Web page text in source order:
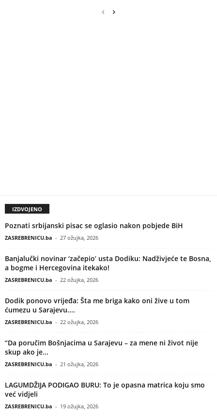
IZDVOJENO
Poznati srbijanski pisac se oglasio nakon pobjede BiH
ZASREBRENICU.ba - 27 ožujka, 2026
Banjalučki novinar ‘začepio’ usta Dodiku: Nadživjeće te Bosna,
a bogme i Hercegovina itekako!
ZASREBRENICU.ba - 22 ožujka, 2026
Dodik ponovo vrijeđa: Šta me briga kako oni žive u tom
ćumezu u Sarajevu....
ZASREBRENICU.ba - 22 ožujka, 2026
“Da poručim Bošnjacima u Sarajevu – za mene ni život nije
skup ako je...
ZASREBRENICU.ba - 21 ožujka, 2026
LAGUMDŽIJA PODIGAO BURU: To je opasna matrica koju smo
već vidjeli
ZASREBRENICU.ba - 19 ožujka, 2026